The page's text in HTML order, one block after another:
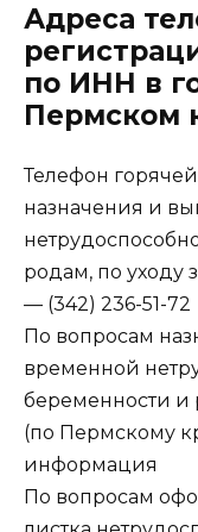
Адреса
по ИНН в
Пермском
Телефон
назначения и
родам, по уходу
— (342) 236-51-72
По вопросам
временной
беременности и
(по Пермскому
информация
По вопросам